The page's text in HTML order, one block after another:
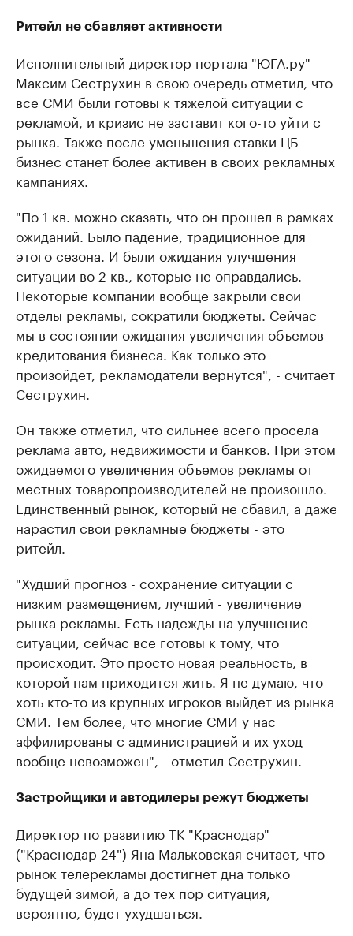
Ритейл не сбавляет активности
Исполнительный директор портала "ЮГА.ру"
Максим Сеструхин в свою очередь отметил, что
все СМИ были готовы к тяжелой ситуации с
рекламой, и кризис не заставит кого-то уйти с
рынка. Также после уменьшения ставки ЦБ
бизнес станет более активен в своих рекламных
кампаниях.
"По 1 кв. можно сказать, что он прошел в рамках
ожиданий. Было падение, традиционное для
этого сезона. И были ожидания улучшения
ситуации во 2 кв., которые не оправдались.
Некоторые компании вообще закрыли свои
отделы рекламы, сократили бюджеты. Сейчас
мы в состоянии ожидания увеличения объемов
кредитования бизнеса. Как только это
произойдет, рекламодатели вернутся", - считает
Сеструхин.
Он также отметил, что сильнее всего просела
реклама авто, недвижимости и банков. При этом
ожидаемого увеличения объемов рекламы от
местных товаропроизводителей не произошло.
Единственный рынок, который не сбавил, а даже
нарастил свои рекламные бюджеты - это
ритейл.
"Худший прогноз - сохранение ситуации с
низким размещением, лучший - увеличение
рынка рекламы. Есть надежды на улучшение
ситуации, сейчас все готовы к тому, что
происходит. Это просто новая реальность, в
которой нам приходится жить. Я не думаю, что
хоть кто-то из крупных игроков выйдет из рынка
СМИ. Тем более, что многие СМИ у нас
аффилированы с администрацией и их уход
вообще невозможен", - отметил Сеструхин.
Застройщики и автодилеры режут бюджеты
Директор по развитию ТК "Краснодар"
("Краснодар 24") Яна Мальковская считает, что
рынок телерекламы достигнет дна только
будущей зимой, а до тех пор ситуация,
вероятно, будет ухудшаться.